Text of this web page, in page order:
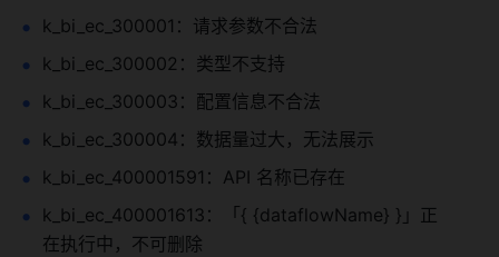
k_bi_ec_300001：请求参数不合法
k_bi_ec_300002：类型不支持
k_bi_ec_300003：配置信息不合法
k_bi_ec_300004：数据量过大，无法展示
k_bi_ec_400001591：API 名称已存在
k_bi_ec_400001613：「{ {dataflowName} }」正
在执行中，不可删除